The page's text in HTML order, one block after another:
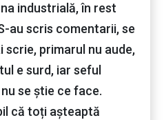
industrială, în rest
au scris comentarii, se
scrie, primarul nu aude,
e surd, iar seful
se știe ce face.
că toți așteaptă